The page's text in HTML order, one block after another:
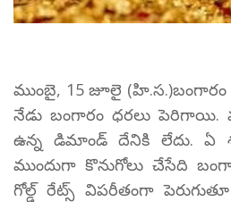
ముంబై, 15 జూలై (హి.స.)బంగారం
నేడు బంగారం ధరలు
ఉన్న డిమాండ్ దేనికి లేదు. ఏ
ముందుగా కొనుగోలు చేసేది
గోల్డ్ రేట్స్ విపరీతంగా